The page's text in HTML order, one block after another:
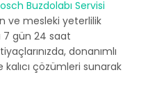
Buzdolabı Servisi
ve mesleki yeterlilik
7 gün 24 saat
donanımlı
kalıcı çözümleri sunarak